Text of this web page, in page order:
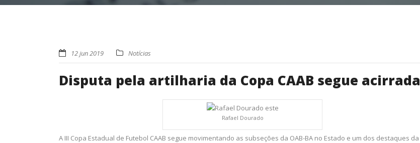
12 jun 2019 Notícias
Disputa pela artilharia da Copa CAAB segue acirrada
Rafael Dourado
A III Copa Estadual de Futebol CAAB segue movimentando as subseções da OAB-BA no Estado e um dos destaques da